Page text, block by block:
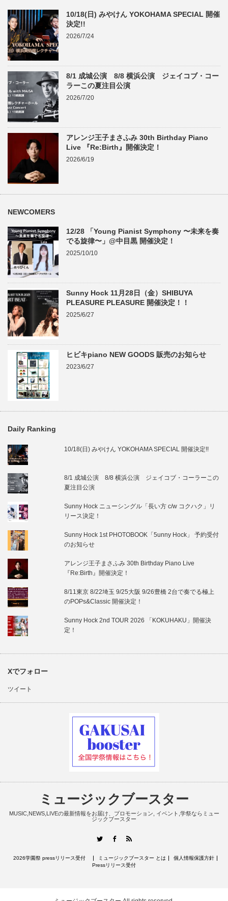
10/18(日) みやけん YOKOHAMA SPECIAL 開催
決定!!
2026/7/24
8/1 成城公演 8/8 横浜公演 ジェイコブ・コー
ラーこの夏注目公演
2026/7/20
アレンジ王子まさふみ 30th Birthday Piano
Live 『Re:Birth』開催決定！
2026/6/19
NEWCOMERS
12/28 「Young Pianist Symphony 〜未来を奏
でる旋律〜」@中目黒 開催決定！
2025/10/10
Sunny Hock 11月28日（金）SHIBUYA
PLEASURE PLEASURE 開催決定！！
2025/6/27
ヒビキpiano NEW GOODS 販売のお知らせ
2023/6/27
Daily Ranking
10/18(日) みやけん YOKOHAMA SPECIAL 開催決定!!
8/1 成城公演 8/8 横浜公演 ジェイコブ・コーラーこの
夏注目公演
Sunny Hock ニューシングル「長い方 c/w コクハク」リ
リース決定！
Sunny Hock 1st PHOTOBOOK「5unny Hock」 予約受付
のお知らせ
アレンジ王子まさふみ 30th Birthday Piano Live
『Re:Birth』開催決定！
8/11東京 8/22埼玉 9/25大阪 9/26豊橋 2台で奏でる極上
のPOPs&Classic 開催決定！
Sunny Hock 2nd TOUR 2026 「KOKUHAKU」開催決
定！
Xでフォロー
ツイート
ミュージックブースター
MUSIC,NEWS,LIVEの最新情報をお届け、プロモーション, イベント,学祭ならミュー
ジックブースター
TwitterFacebook
2026学園祭 pressリリース受付 ミュージックブースター とは
個人情報保護方針
Pressリリース受付